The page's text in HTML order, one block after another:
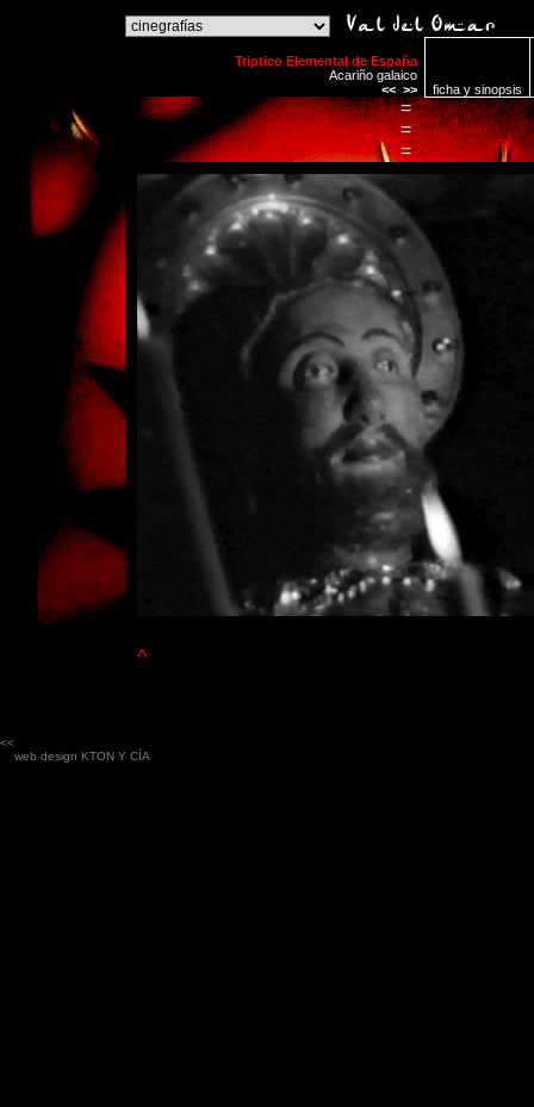
Triptico Elemental de España
Acariño galaico
<< >> ficha y sinopsis
=
=
=
^
<<
web design KTON Y CÍA